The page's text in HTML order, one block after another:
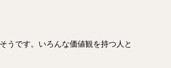
うです。いろんな価値観を持つ人と